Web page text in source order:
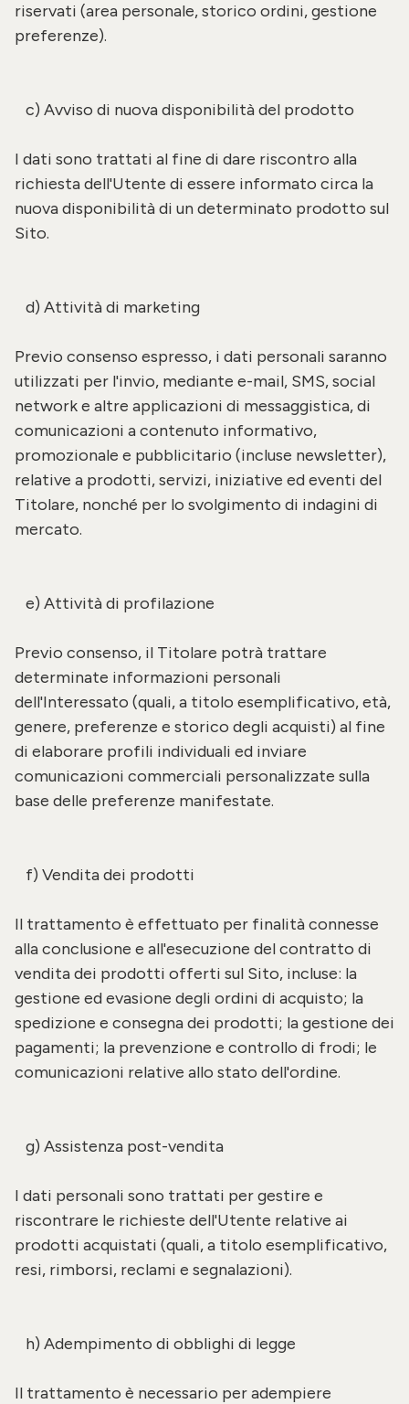
riservati (area personale, storico ordini, gestione
preferenze).
c) Avviso di nuova disponibilità del prodotto
I dati sono trattati al fine di dare riscontro alla
richiesta dell'Utente di essere informato circa la
nuova disponibilità di un determinato prodotto sul
Sito.
d) Attività di marketing
Previo consenso espresso, i dati personali saranno
utilizzati per l'invio, mediante e-mail, SMS, social
network e altre applicazioni di messaggistica, di
comunicazioni a contenuto informativo,
promozionale e pubblicitario (incluse newsletter),
relative a prodotti, servizi, iniziative ed eventi del
Titolare, nonché per lo svolgimento di indagini di
mercato.
e) Attività di profilazione
Previo consenso, il Titolare potrà trattare
determinate informazioni personali
dell'Interessato (quali, a titolo esemplificativo, età,
genere, preferenze e storico degli acquisti) al fine
di elaborare profili individuali ed inviare
comunicazioni commerciali personalizzate sulla
base delle preferenze manifestate.
f) Vendita dei prodotti
Il trattamento è effettuato per finalità connesse
alla conclusione e all'esecuzione del contratto di
vendita dei prodotti offerti sul Sito, incluse: la
gestione ed evasione degli ordini di acquisto; la
spedizione e consegna dei prodotti; la gestione dei
pagamenti; la prevenzione e controllo di frodi; le
comunicazioni relative allo stato dell'ordine.
g) Assistenza post-vendita
I dati personali sono trattati per gestire e
riscontrare le richieste dell'Utente relative ai
prodotti acquistati (quali, a titolo esemplificativo,
resi, rimborsi, reclami e segnalazioni).
h) Adempimento di obblighi di legge
Il trattamento è necessario per adempiere